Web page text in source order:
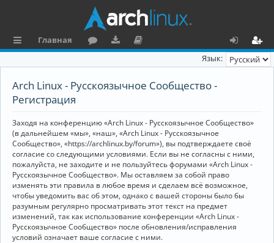
л
и
Главная
н
та
ц
и
я
х
ег
Язык:
Arch Linux - Русскоязычное Сообщество -
Регистрация
Заходя на конференцию «Arch Linux - Русскоязычное Сообщество»
(в дальнейшем «мы», «наш», «Arch Linux - Русскоязычное
Сообщество», «https://archlinux.by/forum»), вы подтверждаете своё
согласие со следующими условиями. Если вы не согласны с ними,
пожалуйста, не заходите и не пользуйтесь форумами «Arch Linux -
Русскоязычное Сообщество». Мы оставляем за собой право
изменять эти правила в любое время и сделаем всё возможное,
чтобы уведомить вас об этом, однако с вашей стороны было бы
разумным регулярно просматривать этот текст на предмет
изменений, так как использование конференции «Arch Linux -
Русскоязычное Сообщество» после обновления/исправления
условий означает ваше согласие с ними.